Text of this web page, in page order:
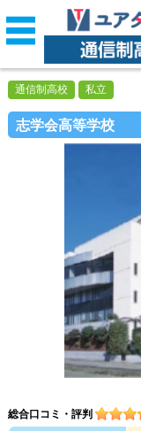
志学会高等学校
通信制高校 私立
総合口コミ・評判